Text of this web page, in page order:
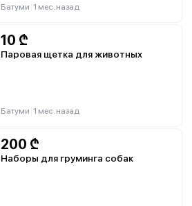
Батуми 1 мес. назад
10 ₾
Паровая щетка для животных
Батуми 1 мес. назад
200 ₾
Наборы для груминга собак